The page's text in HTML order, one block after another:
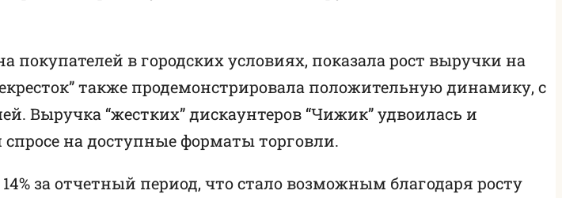
покупателей в городских условиях, показала рост выручки на
также продемонстрировала положительную динамику, с
Выручка “жестких” дискаунтеров “Чижик” удвоилась и
спросе на доступные форматы торговли.
за отчетный период, что стало возможным благодаря росту